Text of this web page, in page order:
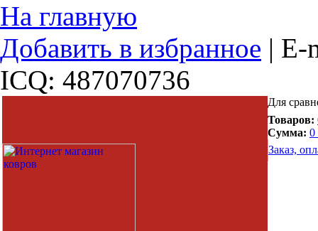
На главную
Добавить в избранное | E-
ICQ: 487070736
Для
Товаров:
Сумма: 0
Заказ,